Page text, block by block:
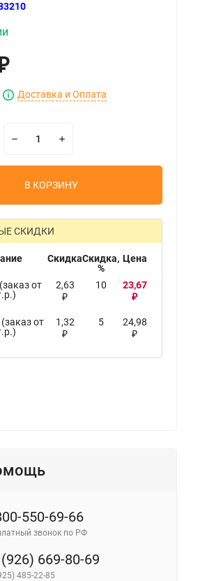
Доставка и Оплата
В КОРЗИНУ
СКИДКИ
СкидкаСкидка,
%
Цена
от
2,63
₽
10 23,67
₽
от
1,32
₽
5 24,98
₽
550-69-66
звонок по РФ
669-80-69
485-22-85